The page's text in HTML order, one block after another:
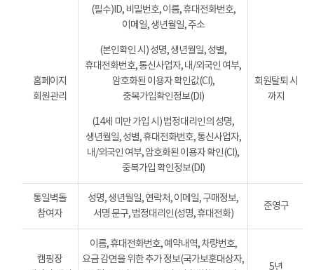
홈페이지
회원관리
(필수)ID, 비밀번호, 이름, 휴대전화번호,
이메일, 생년월일, 주소
(본인확인 시) 성명, 생년월일, 성별,
휴대전화번호, 통신사업자, 내/외국인 여부,
암호화된 이용자 확인값(CI),
중복가입확인정보(DI)
(14세 미만 가입 시) 법정대리인의 성명,
생년월일, 성별, 휴대전화번호, 통신사업자,
내/외국인 여부, 암호화된 이용자 확인(CI),
중복가입 확인정보(DI)
회원탈퇴 시
까지
통일벽돌
참여자
성명, 생년월일, 연락처, 이메일, 구매정보,
서명 문구, 법정대리인(성명, 휴대전화)
준영구
캠핑장
이름, 휴대전화번호, 예약내역, 차량번호,
요금 감면을 위한 추가 정보(국가보훈대상자,
5년